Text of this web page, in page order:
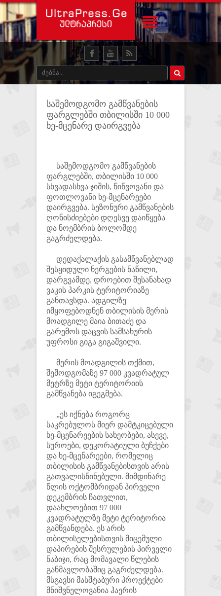
საშემოდგომო გამწვანების
ფარგლებში თბილისში 10 000
ხე-მცენარე დაირგვება
საშემოდგომო გამწვანების
ფარგლებში, თბილისში 10 000
სხვადასხვა ჯიშის, წიწვოვანი და
ფოთლოვანი ხე-მცენარეები
დაირგვება. სეზონური გამწვანების
ღონისძიებები დღესვე დაიწყება
და ნოემბრის ბოლომდე
გაგრძელდება.
დედაქალაქის გასამწვანებლად
შესყიდული ნერგების ნაწილი,
დარგვამდე, დროებით შესანახად
ვაკის პარკის ტერიტორიაზე
განთავსდა. ადგილზე
იმყოფებოდნენ თბილისის მერის
მოადგილე მაია ბითაძე და
გარემოს დაცვის სამსახურის
უფროსი გიგა გიგაშვილი.
მერის მოადგილის თქმით,
შემოდგომაზე 97 000 კვადრატულ
მეტრზე მეტი ტერიტორიის
გამწვანება იგეგმება.
„ეს იქნება როგორც
საკრებულოს მიერ დამტკიცებული
ხე-მცენარეების სახეობები, ასევე,
სუროები, დეკორატიული ბუჩქები
და ხე-მცენარეები, რომელიც
თბილისის გამწვანებისთვის არის
გათვალისწინებული. მიმდინარე
წლის ოქტომბრიდან პირველი
დეკემბრის ჩათვლით,
დაახლოებით 97 000
კვადრატულზე მეტი ტერიტორია
გამწვანდება. ეს არის
თბილისელებისთვის მიცემული
დაპირების შესრულების პირველი
ნაბიჯი, რაც მომავალი წლების
განმავლობაშიც გაგრძელდება.
მსგავსი მასშტაბური პროექტები
მნიშვნელოვანია ჰაერის